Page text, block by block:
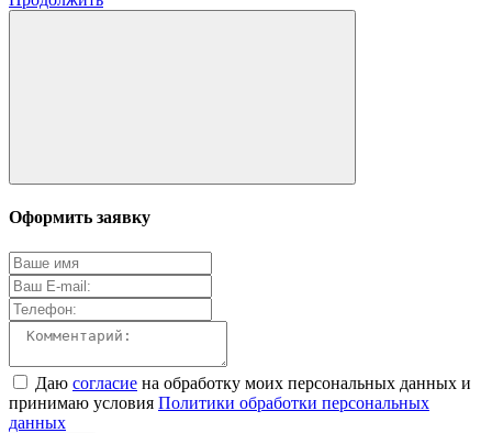
Оформить заявку
Даю согласие на обработку моих персональных данных и
принимаю условия Политики обработки персональных
данных